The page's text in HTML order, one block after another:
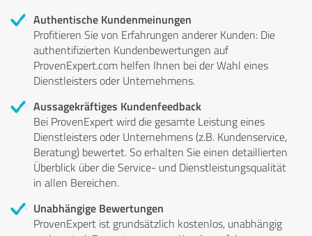
Authentische Kundenmeinungen
Profitieren Sie von Erfahrungen anderer Kunden: Die
authentifizierten Kundenbewertungen auf
ProvenExpert.com helfen Ihnen bei der Wahl eines
Dienstleisters oder Unternehmens.
Aussagekräftiges Kundenfeedback
Bei ProvenExpert wird die gesamte Leistung eines
Dienstleisters oder Unternehmens (z.B. Kundenservice,
Beratung) bewertet. So erhalten Sie einen detaillierten
Überblick über die Service- und Dienstleistungsqualität
in allen Bereichen.
Unabhängige Bewertungen
ProvenExpert ist grundsätzlich kostenlos, unabhängig